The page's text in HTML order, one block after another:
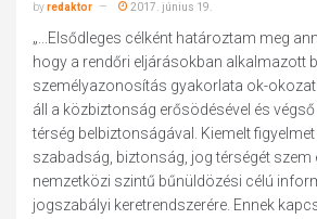
byredaktor 2017. június 19.
„...Elsődleges célként határoztam meg
hogy a rendőri eljárásokban alkalmazott
személyazonosítás gyakorlata ok-
áll a közbiztonság erősödésével és
térség belbiztonságával. Kiemelt
szabadság, biztonság, jog térségét szem
nemzetközi szintű bűnüldözési célú
jogszabályi keretrendszerére. Ennek